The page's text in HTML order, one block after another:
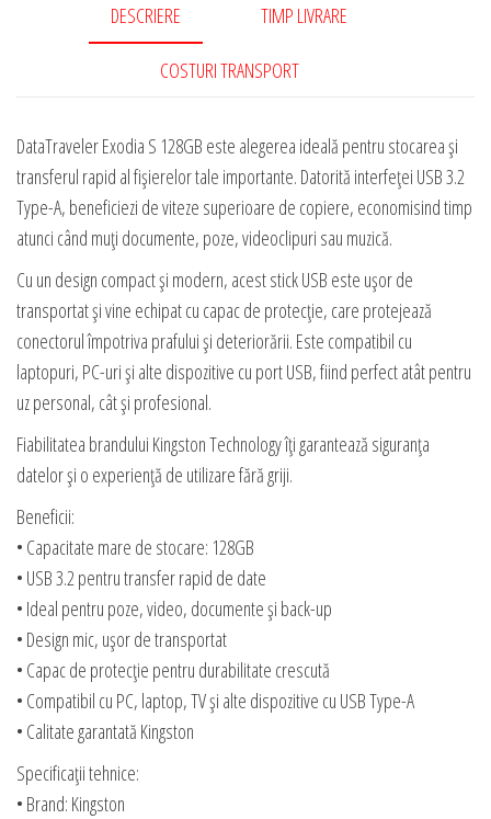
DESCRIERE TIMP LIVRARE
COSTURI TRANSPORT
DataTraveler Exodia S 128GB este alegerea ideală pentru stocarea și
transferul rapid al fișierelor tale importante. Datorită interfeței USB 3.2
Type-A, beneficiezi de viteze superioare de copiere, economisind timp
atunci când muți documente, poze, videoclipuri sau muzică.
Cu un design compact și modern, acest stick USB este ușor de
transportat și vine echipat cu capac de protecție, care protejează
conectorul împotriva prafului și deteriorării. Este compatibil cu
laptopuri, PC-uri și alte dispozitive cu port USB, fiind perfect atât pentru
uz personal, cât și profesional.
Fiabilitatea brandului Kingston Technology îți garantează siguranța
datelor și o experiență de utilizare fără griji.
Beneficii:
• Capacitate mare de stocare: 128GB
• USB 3.2 pentru transfer rapid de date
• Ideal pentru poze, video, documente și back-up
• Design mic, ușor de transportat
• Capac de protecție pentru durabilitate crescută
• Compatibil cu PC, laptop, TV și alte dispozitive cu USB Type-A
• Calitate garantată Kingston
Specificații tehnice:
• Brand: Kingston